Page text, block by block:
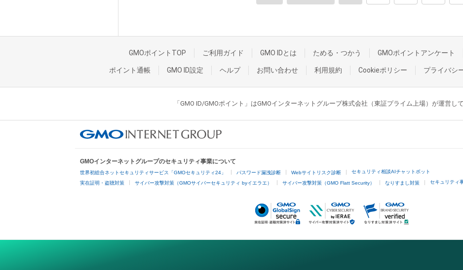
GMOポイントTOP ご利用ガイド GMO IDとは ためる・つかう GMOポイントアンケート
ポイント通帳 GMO ID設定 ヘルプ お問い合わせ 利用規約 Cookieポリシー プライバシ
「GMO ID/GMOポイント」はGMOインターネットグループ株式会社（東証プライム上場）が運営して
GMOインターネットグループのセキュリティ事業について
世界初総合ネットセキュリティサービス「GMOセキュリティ24」 パスワード漏洩診断 Webサイトリスク診断 セキュリティ相談AIチャットボット
実在証明・盗聴対策 サイバー攻撃対策（GMOサイバーセキュリティ byイエラエ） サイバー攻撃対策（GMO Flatt Security） なりすまし対策 セキュリティ